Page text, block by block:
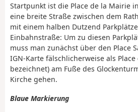
Startpunkt ist die Place de la Mairie
eine breite Straße zwischen dem
mit einem halben Dutzend
Einbahnstraße: Um zu diesen
muss man zunächst über den Place
IGN-Karte fälschlicherweise als
bezeichnet) am Fuße des
Kirche gehen.
Blaue Markierung